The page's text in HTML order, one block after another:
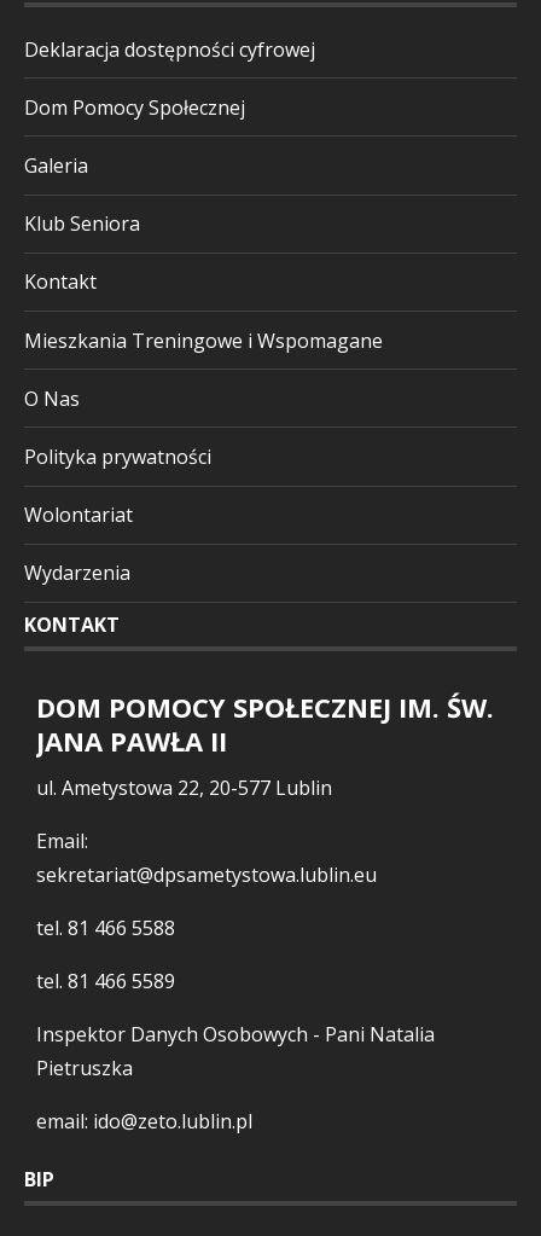
Deklaracja dostępności cyfrowej
Dom Pomocy Społecznej
Galeria
Klub Seniora
Kontakt
Mieszkania Treningowe i Wspomagane
O Nas
Polityka prywatności
Wolontariat
Wydarzenia
KONTAKT
DOM POMOCY SPOŁECZNEJ IM. ŚW.
JANA PAWŁA II
ul. Ametystowa 22, 20-577 Lublin
Email:
sekretariat@dpsametystowa.lublin.eu
tel. 81 466 5588
tel. 81 466 5589
Inspektor Danych Osobowych - Pani Natalia
Pietruszka
email: ido@zeto.lublin.pl
BIP